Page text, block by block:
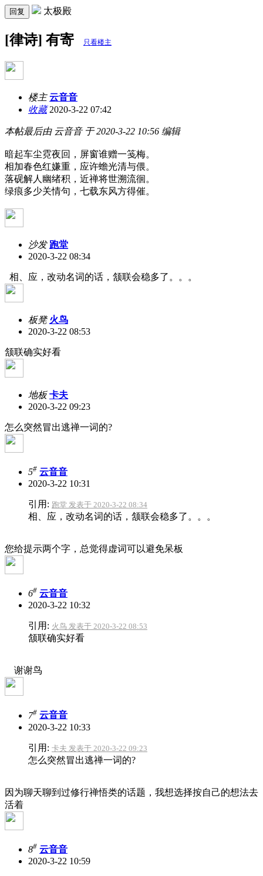
回复 太极殿
[律诗] 有寄 只看楼主
楼主 云音音
收藏2020-3-22 07:42
本帖最后由 云音音 于 2020-3-22 10:56 编辑
暗起车尘霓夜回，屏窗谁赠一笺梅。
相加春色红嫌重，应许蟾光清与偎。
落砚解人幽绪积，近禅将世溯流徊。
绿痕多少关情句，七载东风方得催。
沙发 跑堂
2020-3-22 08:34
相、应，改动名词的话，颔联会稳多了。。。
板凳 火鸟
2020-3-22 08:53
颔联确实好看
地板 卡夫
2020-3-22 09:23
怎么突然冒出逃禅一词的?
5# 云音音
2020-3-22 10:31
引用: 跑堂 发表于 2020-3-22 08:34
相、应，改动名词的话，颔联会稳多了。。。
您给提示两个字，总觉得虚词可以避免呆板
6# 云音音
2020-3-22 10:32
引用: 火鸟 发表于 2020-3-22 08:53
颔联确实好看
谢谢鸟
7# 云音音
2020-3-22 10:33
引用: 卡夫 发表于 2020-3-22 09:23
怎么突然冒出逃禅一词的?
因为聊天聊到过修行禅悟类的话题，我想选择按自己的想法去
活着
8# 云音音
2020-3-22 10:59